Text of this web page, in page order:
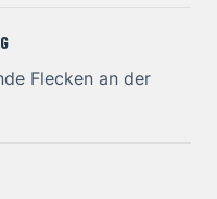
Flecken an der